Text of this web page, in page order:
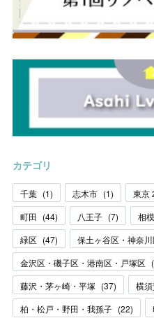
カテゴリ
千葉 (1) 志木市 (1) 東京
町田 (44) 八王子 (7) 相
緑区 (47) 保土ヶ谷区・神奈
金沢区・磯子区・港南区・戸塚区 (
藤沢・茅ヶ崎・平塚 (37) 横
柏・松戸・野田・我孫子 (22)